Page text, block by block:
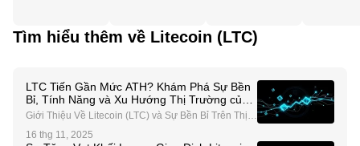
Tìm hiểu thêm về Litecoin (LTC)
LTC Tiến Gần Mức ATH? Khám Phá Sự Bền
Bỉ, Tính Năng và Xu Hướng Thị Trường của
Litecoin
Giới Thiệu Về Litecoin (LTC) và Sự Bền Bỉ Trên Thị T
rường Litecoin (LTC), thường được gọi là "bạc so với
vàng của Bitcoin," đã liên tục chứng minh sự bền bỉ c
16 thg 11, 2025